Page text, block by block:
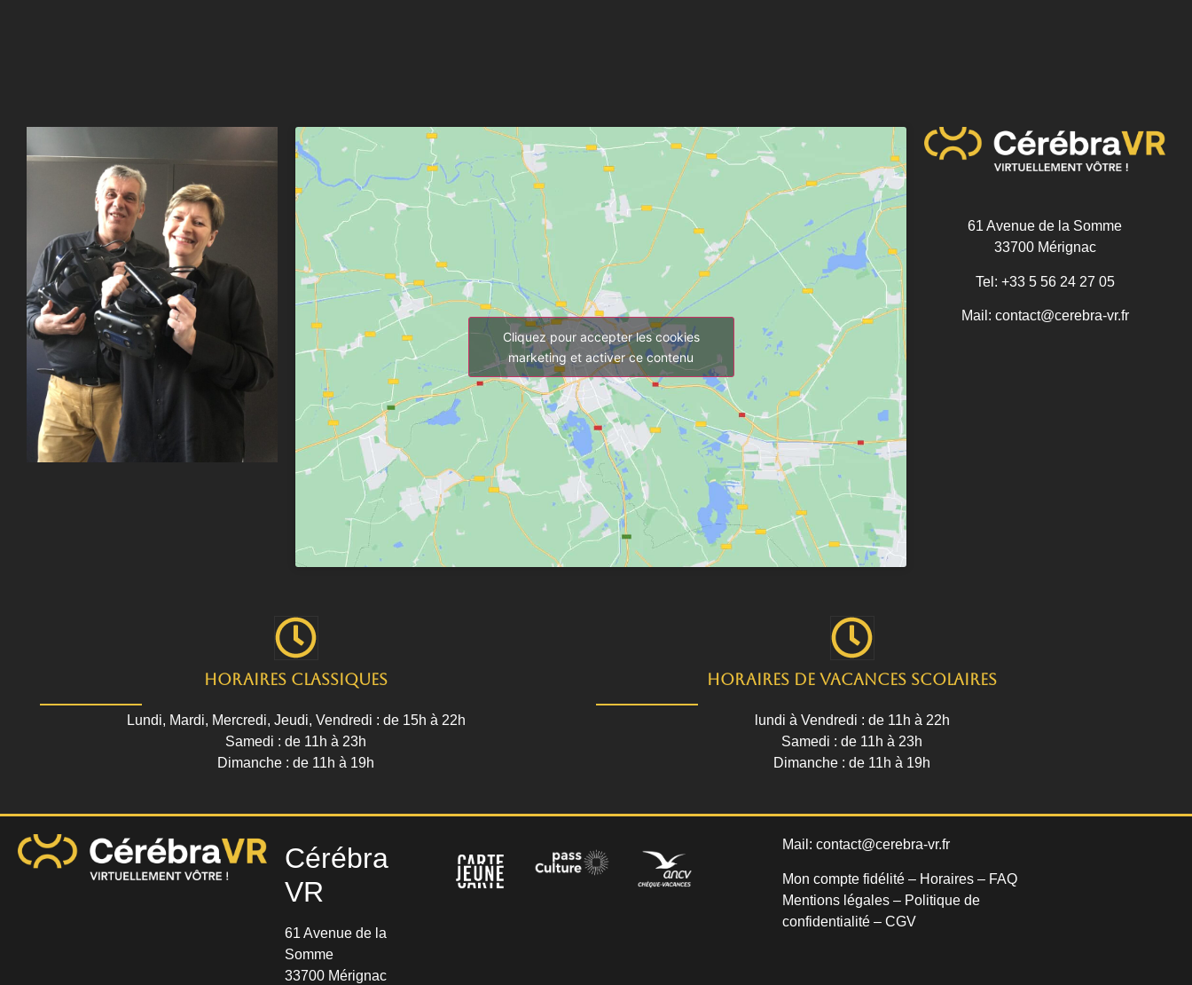
Cliquez pour accepter les cookies
marketing et activer ce contenu
61 Avenue de la Somme
33700 Mérignac
Tel: +33 5 56 24 27 05
Mail: contact@cerebra-vr.fr
Horaires classiques
Lundi, Mardi, Mercredi, Jeudi, Vendredi : de 15h à 22h
Samedi : de 11h à 23h
Dimanche : de 11h à 19h
Horaires de vacances scolaires
lundi à Vendredi : de 11h à 22h
Samedi : de 11h à 23h
Dimanche : de 11h à 19h
Cérébra
VR
61 Avenue de la
Somme
33700 Mérignac
Mail:contact@cerebra-vr.fr
Mon compte fidélité – Horaires – FAQ
Mentions légales – Politique de
confidentialité –CGV